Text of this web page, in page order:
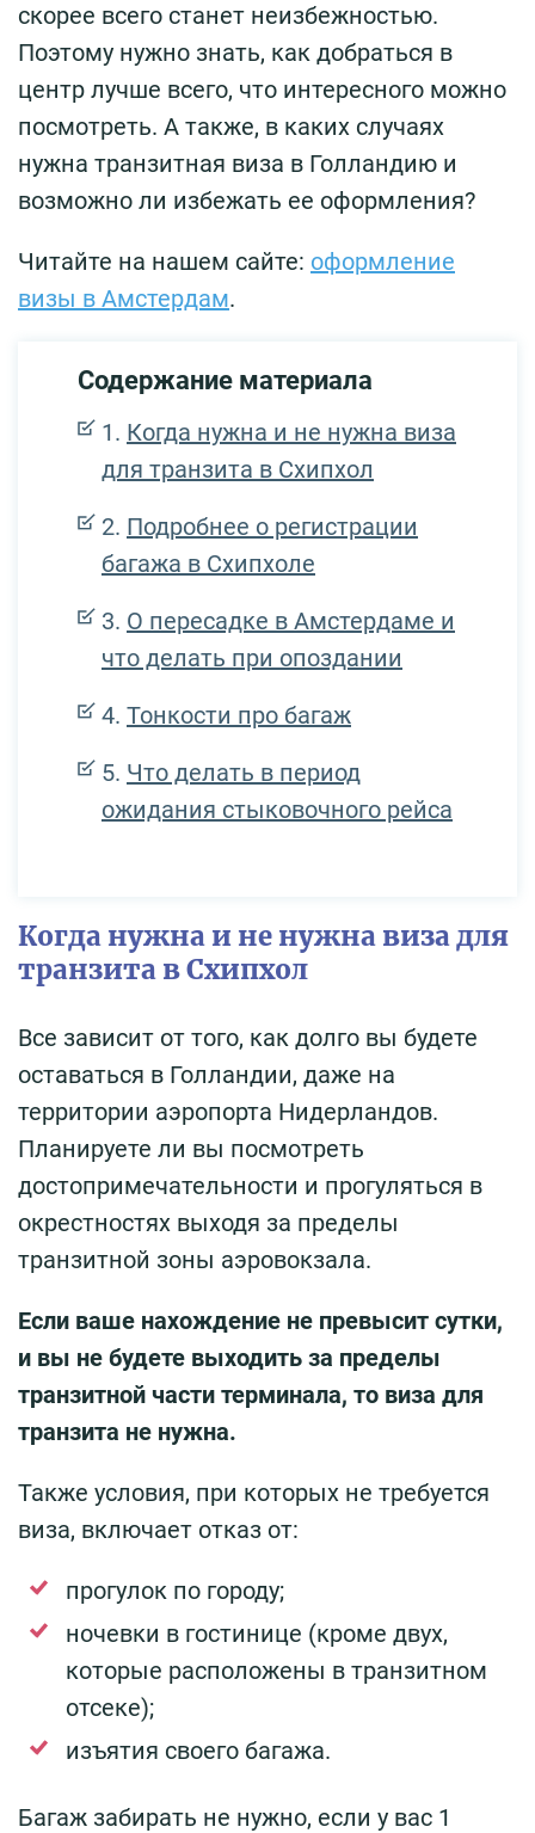
скорее всего станет неизбежностью.
Поэтому нужно знать, как добраться в
центр лучше всего, что интересного можно
посмотреть. А также, в каких случаях
нужна транзитная виза в Голландию и
возможно ли избежать ее оформления?
Читайте на нашем сайте: оформление
визы в Амстердам.
Содержание материала
Когда нужна и не нужна виза
для транзита в Схипхол
Подробнее о регистрации
багажа в Схипхоле
О пересадке в Амстердаме и
что делать при опоздании
Тонкости про багаж
Что делать в период
ожидания стыковочного рейса
Когда нужна и не нужна виза для
транзита в Схипхол
Все зависит от того, как долго вы будете
оставаться в Голландии, даже на
территории аэропорта Нидерландов.
Планируете ли вы посмотреть
достопримечательности и прогуляться в
окрестностях выходя за пределы
транзитной зоны аэровокзала.
Если ваше нахождение не превысит сутки,
и вы не будете выходить за пределы
транзитной части терминала, то виза для
транзита не нужна.
Также условия, при которых не требуется
виза, включает отказ от:
прогулок по городу;
ночевки в гостинице (кроме двух,
которые расположены в транзитном
отсеке);
изъятия своего багажа.
Багаж забирать не нужно, если у вас 1